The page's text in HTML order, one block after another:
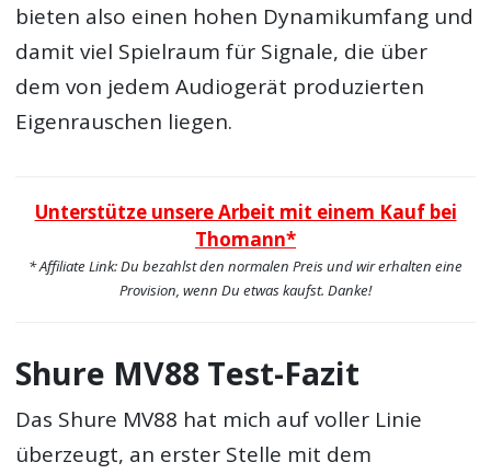
bieten also einen hohen Dynamikumfang und
damit viel Spielraum für Signale, die über
dem von jedem Audiogerät produzierten
Eigenrauschen liegen.
Unterstütze unsere Arbeit mit einem Kauf bei
Thomann*
* Affiliate Link: Du bezahlst den normalen Preis und wir erhalten eine
Provision, wenn Du etwas kaufst. Danke!
Shure MV88 Test-Fazit
Das Shure MV88 hat mich auf voller Linie
überzeugt, an erster Stelle mit dem